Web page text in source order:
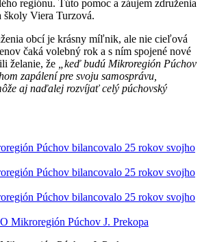
regiónu. Túto pomoc a záujem združenia
Viera Turzová.
obcí je krásny míľnik, ale nie cieľová
čaká volebný rok a s ním spojené nové
želanie, že
„keď budú Mikroregión Púchov
zapálení pre svoju samosprávu,
aj naďalej rozvíjať celý púchovský